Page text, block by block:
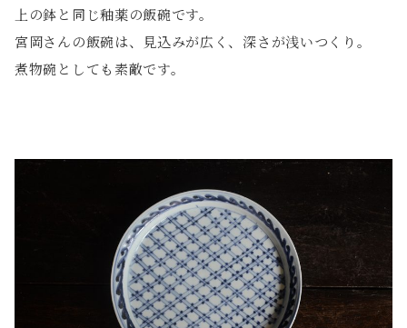
上の鉢と同じ釉薬の飯碗です。
宮岡さんの飯碗は、見込みが広く、深さが浅いつくり。
煮物碗としても素敵です。